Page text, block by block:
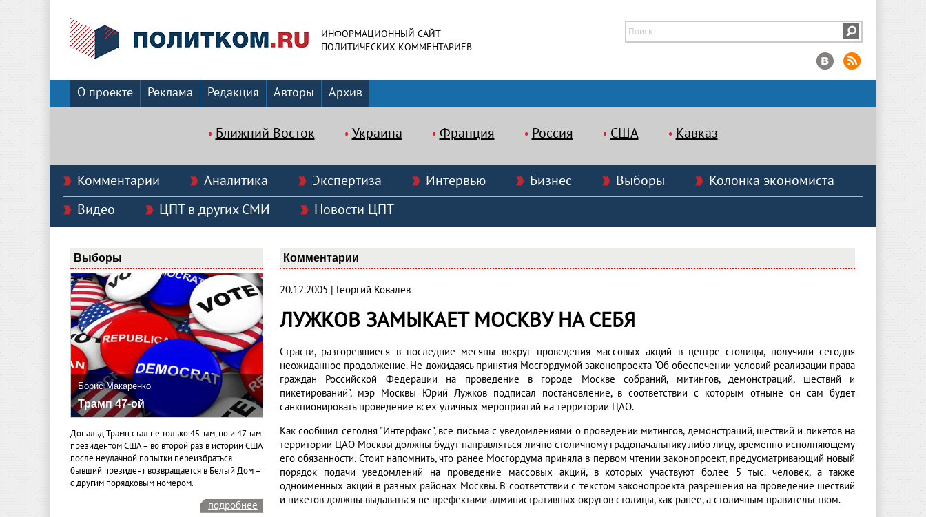
ИНФОРМАЦИОННЫЙ САЙТ
ПОЛИТИЧЕСКИХ КОММЕНТАРИЕВ
О проекте Реклама Редакция Авторы Архив
Ближний Восток Украина Франция Россия США Кавказ
Комментарии Аналитика Экспертиза Интервью Бизнес Выборы
Колонка экономиста
Видео
ЦПТ в других СМИ Новости ЦПТ
Выборы
Борис Макаренко
Трамп 47-ой
Дональд Трамп стал не только 45-ым, но и 47-ым
президентом США – во второй раз в истории США
после неудачной попытки переизбраться
бывший президент возвращается в Белый Дом –
с другим порядковым номером.
подробнее
Комментарии
20.12.2005 | Георгий Ковалев
ЛУЖКОВ ЗАМЫКАЕТ МОСКВУ НА СЕБЯ
Страсти, разгоревшиеся в последние месяцы вокруг проведения массовых акций в центре столицы, получили сегодня
неожиданное продолжение. Не дожидаясь принятия Мосгордумой законопроекта "Об обеспечении условий реализации права
граждан Российской Федерации на проведение в городе Москве собраний, митингов, демонстраций, шествий и
пикетирований", мэр Москвы Юрий Лужков подписал постановление, в соответствии с которым отныне он сам будет
санкционировать проведение всех уличных мероприятий на территории ЦАО.
Как сообщил сегодня "Интерфакс", все письма с уведомлениями о проведении митингов, демонстраций, шествий и пикетов на
территории ЦАО Москвы должны будут направляться лично столичному градоначальнику либо лицу, временно исполняющему
его обязанности. Стоит напомнить, что ранее Мосгордума приняла в первом чтении законопроект, предусматривающий новый
порядок подачи уведомлений на проведение массовых акций, в которых участвуют более 5 тыс. человек, а также
одноименных акций в разных районах Москвы. В соответствии с текстом законопроекта разрешения на проведение шествий
и пикетов должны выдаваться не префектами административных округов столицы, как ранее, а столичным правительством.